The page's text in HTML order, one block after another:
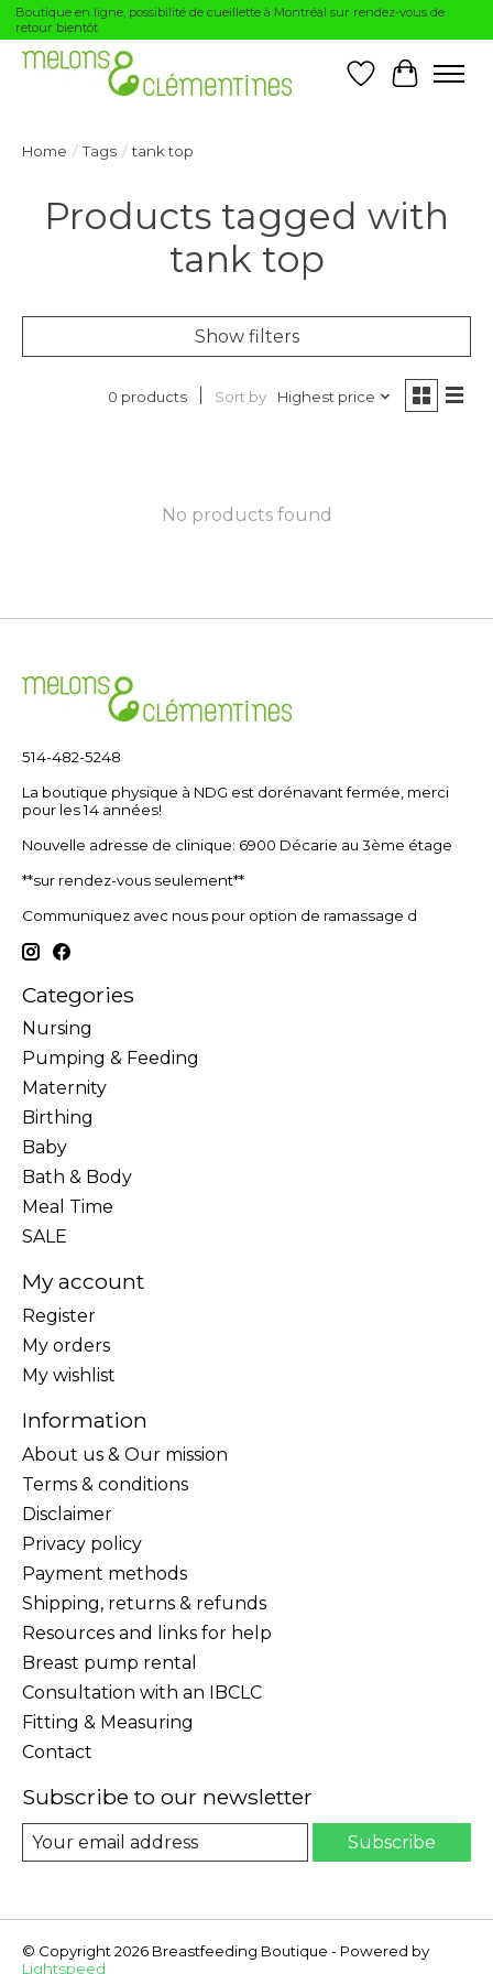
Boutique en ligne, possibilité de cueillette à Montréal sur rendez-vous de
retour bientôt
WishlistCart
Home / Tags / tank top
Products tagged with
tank top
Show filters
0 products Sort by Highest price
No products found
514-482-5248
La boutique physique à NDG est dorénavant fermée, merci
pour les 14 années!
Nouvelle adresse de clinique: 6900 Décarie au 3ème étage
**sur rendez-vous seulement**
Communiquez avec nous pour option de ramassage d
Categories
Nursing
Pumping & Feeding
Maternity
Birthing
Baby
Bath & Body
Meal Time
SALE
My account
Register
My orders
My wishlist
Information
About us & Our mission
Terms & conditions
Disclaimer
Privacy policy
Payment methods
Shipping, returns & refunds
Resources and links for help
Breast pump rental
Consultation with an IBCLC
Fitting & Measuring
Contact
Subscribe to our newsletter
Subscribe
© Copyright 2026 Breastfeeding Boutique - Powered by
Lightspeed